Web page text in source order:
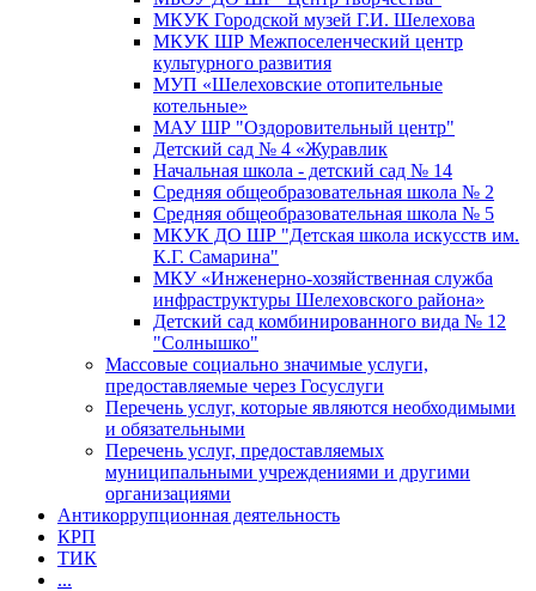
МКУК Городской музей Г.И. Шелехова
МКУК ШР Межпоселенческий центр
культурного развития
МУП «Шелеховские отопительные
котельные»
МАУ ШР "Оздоровительный центр"
Детский сад № 4 «Журавлик
Начальная школа - детский сад № 14
Средняя общеобразовательная школа № 2
Средняя общеобразовательная школа № 5
МКУК ДО ШР "Детская школа искусств им.
К.Г. Самарина"
МКУ «Инженерно-хозяйственная служба
инфраструктуры Шелеховского района»
Детский сад комбинированного вида № 12
"Солнышко"
Массовые социально значимые услуги,
предоставляемые через Госуслуги
Перечень услуг, которые являются необходимыми
и обязательными
Перечень услуг, предоставляемых
муниципальными учреждениями и другими
организациями
Антикоррупционная деятельность
КРП
ТИК
...